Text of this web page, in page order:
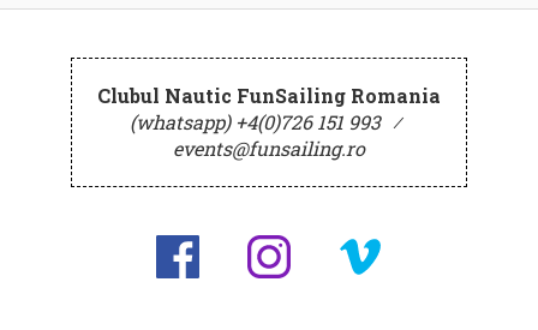
Clubul Nautic FunSailing Romania
(whatsapp) +4(0)726 151 993 ⁄
events@funsailing.ro